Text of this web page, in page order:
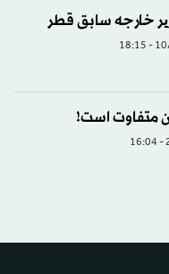
خارجه سابق قطر
متفاوت است!